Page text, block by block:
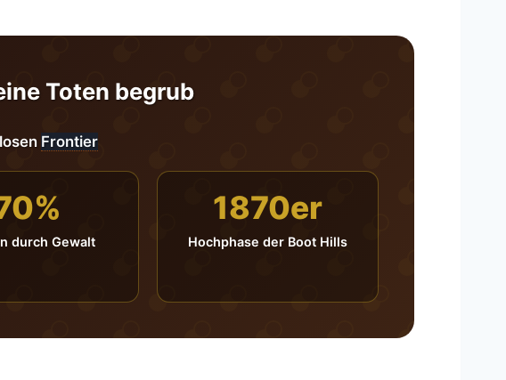
Toten begrub
Frontier
durch Gewalt
1870er
Hochphase der Boot Hills